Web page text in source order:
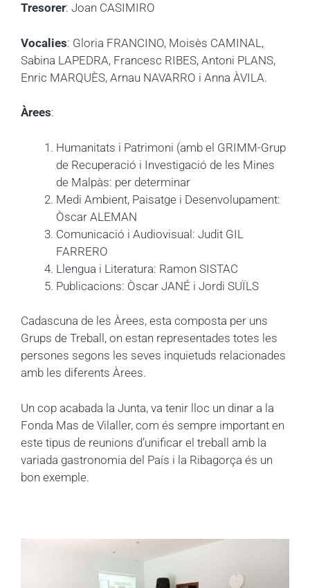
Tresorer: Joan CASIMIRO
Vocalies: Gloria FRANCINO, Moisès CAMINAL,
Sabina LAPEDRA, Francesc RIBES, Antoni PLANS,
Enric MARQUÈS, Arnau NAVARRO i Anna ÀVILA.
Àrees:
Humanitats i Patrimoni (amb el GRIMM-Grup
de Recuperació i Investigació de les Mines
de Malpàs: per determinar
Medi Ambient, Paisatge i Desenvolupament:
Òscar ALEMAN
Comunicació i Audiovisual: Judit GIL
FARRERO
Llengua i Literatura: Ramon SISTAC
Publicacions: Òscar JANÉ i Jordi SUÏLS
Cadascuna de les Àrees, esta composta per uns
Grups de Treball, on estan representades totes les
persones segons les seves inquietuds relacionades
amb les diferents Àrees.
Un cop acabada la Junta, va tenir lloc un dinar a la
Fonda Mas de Vilaller, com és sempre important en
este tipus de reunions d’unificar el treball amb la
variada gastronomia del País i la Ribagorça és un
bon exemple.